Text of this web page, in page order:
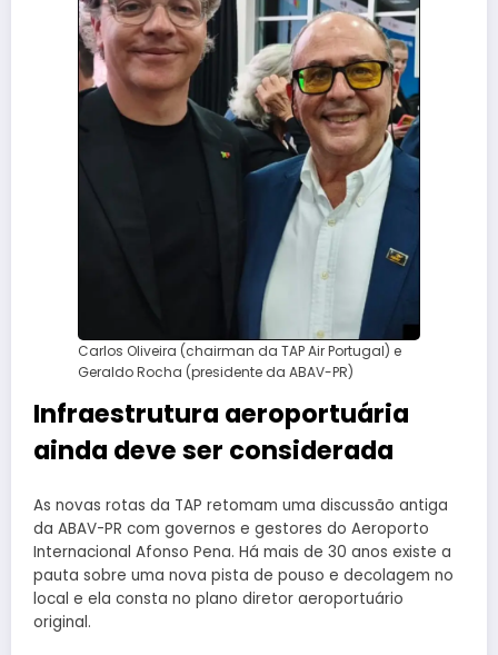
Carlos Oliveira (chairman da TAP Air Portugal) e
Geraldo Rocha (presidente da ABAV-PR)
Infraestrutura aeroportuária
ainda deve ser considerada
As novas rotas da TAP retomam uma discussão antiga
da ABAV-PR com governos e gestores do Aeroporto
Internacional Afonso Pena. Há mais de 30 anos existe a
pauta sobre uma nova pista de pouso e decolagem no
local e ela consta no plano diretor aeroportuário
original.